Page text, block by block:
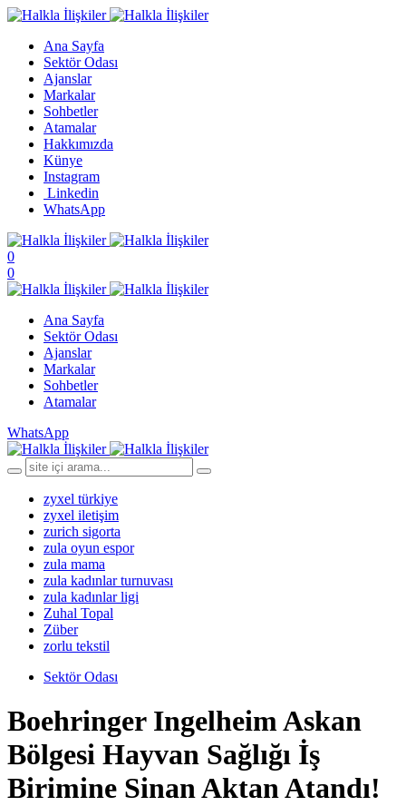
Ana Sayfa
Sektör Odası
Ajanslar
Markalar
Sohbetler
Atamalar
Hakkımızda
Künye
Instagram
Linkedin
WhatsApp
0
0
Ana Sayfa
Sektör Odası
Ajanslar
Markalar
Sohbetler
Atamalar
WhatsApp
zyxel türkiye
zyxel iletişim
zurich sigorta
zula oyun espor
zula mama
zula kadınlar turnuvası
zula kadınlar ligi
Zuhal Topal
Züber
zorlu tekstil
Sektör Odası
Boehringer Ingelheim Askan
Bölgesi Hayvan Sağlığı İş
Birimine Sinan Aktan Atandı!